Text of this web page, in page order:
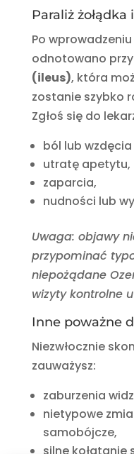
Paraliż
Po
odnotowano
(ileus), która
zostanie szybko
Zgłoś się do
ból lub
utratę apetytu,
zaparcia,
nudności lub
Uwaga: objawy
przypominać
niepożądane
wizyty kontrolne
Inne poważne
Niezwłocznie
zauważysz:
zaburzenia
nietypowe
samobójcze,
silne kołatanie